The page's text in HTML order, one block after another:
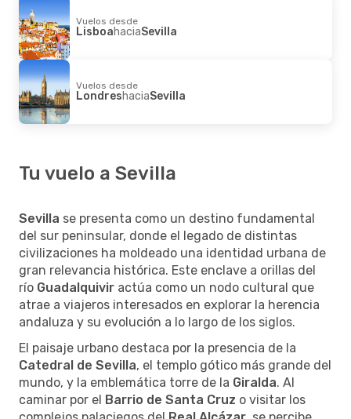
Vuelos desde
LisboahaciaSevilla
Vuelos desde
LondreshaciaSevilla
Tu vuelo a Sevilla
Sevilla se presenta como un destino fundamental
del sur peninsular, donde el legado de distintas
civilizaciones ha moldeado una identidad urbana de
gran relevancia histórica. Este enclave a orillas del
río Guadalquivir actúa como un nodo cultural que
atrae a viajeros interesados en explorar la herencia
andaluza y su evolución a lo largo de los siglos.
El paisaje urbano destaca por la presencia de la
Catedral de Sevilla, el templo gótico más grande del
mundo, y la emblemática torre de la Giralda. Al
caminar por el Barrio de Santa Cruz o visitar los